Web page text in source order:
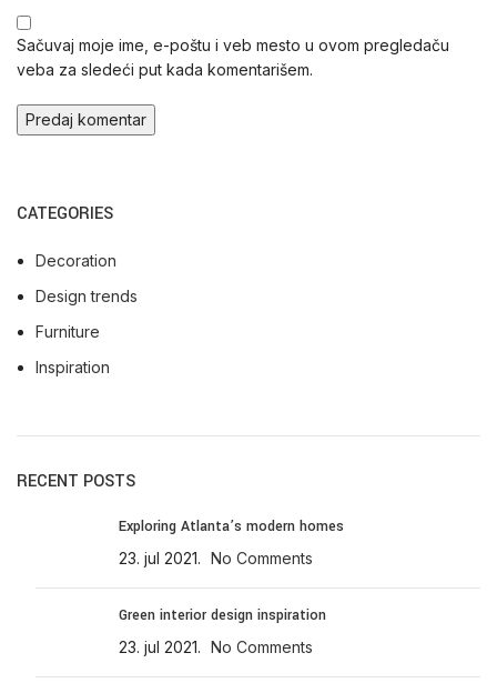
Sačuvaj moje ime, e-poštu i veb mesto u ovom pregledaču
veba za sledeći put kada komentarišem.
CATEGORIES
Decoration
Design trends
Furniture
Inspiration
RECENT POSTS
Exploring Atlanta’s modern homes
23. jul 2021. No Comments
Green interior design inspiration
23. jul 2021. No Comments